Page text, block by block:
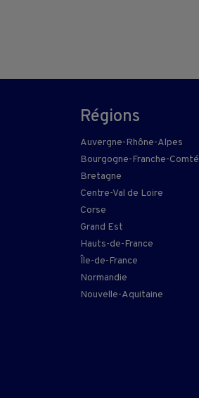
Régions
Auvergne-Rhône-Alpes
Bourgogne-Franche-Comté
Bretagne
Centre-Val de Loire
Corse
Grand Est
Hauts-de-France
Île-de-France
Normandie
Nouvelle-Aquitaine